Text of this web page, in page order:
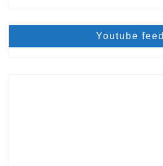
Youtube feed